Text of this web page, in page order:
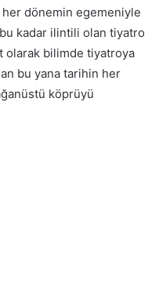
dönemin egemeniyle
bu kadar ilintili olan tiyatro
olarak bilimde tiyatroya
bu yana tarihin her
köprüyü